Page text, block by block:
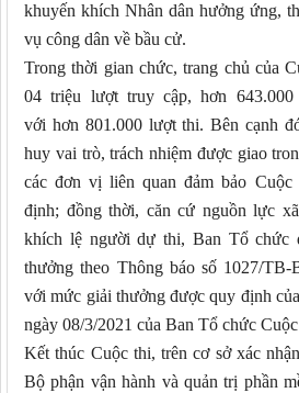
khuyến khích Nhân dân hưởng ứng,
vụ công dân về bầu cử.
Trong thời gian chức, trang chủ của
04 triệu lượt truy cập, hơn
với hơn 801.000 lượt thi. Bên cạnh
huy vai trò, trách nhiệm được giao
các đơn vị liên quan đảm bảo
định; đồng thời, căn cứ nguồn lực
khích lệ người dự thi, Ban Tổ chức
thưởng theo Thông báo số 1027/TB-
với mức giải thưởng được quy định
ngày 08/3/2021 của Ban Tổ chức
Kết thúc Cuộc thi, trên cơ sở xác
Bộ phận vận hành và quản trị phần